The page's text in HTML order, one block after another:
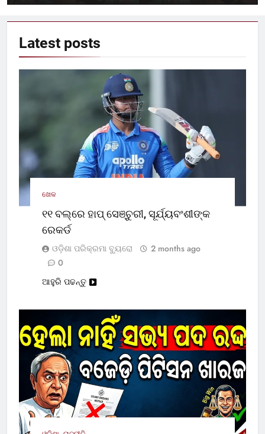
Latest posts
ଖେଳ
୧୧ ବଲ୍‌ରେ ହାପ୍ ସେଞ୍ଚୁରୀ, ସୂର୍ଯ୍ୟବଂଶୀଙ୍କ
ରେକର୍ଡ
ଓଡ଼ିଶା ପରିକ୍ରମା ବ୍ୟୁରୋ
2 months ago
0
ଆହୁରି ପଢନ୍ତୁ